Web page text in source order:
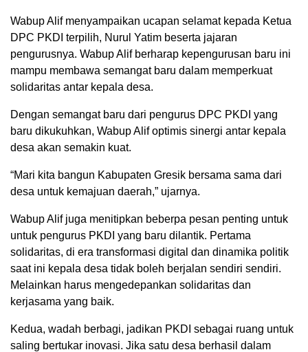
Wabup Alif menyampaikan ucapan selamat kepada Ketua
DPC PKDI terpilih, Nurul Yatim beserta jajaran
pengurusnya. Wabup Alif berharap kepengurusan baru ini
mampu membawa semangat baru dalam memperkuat
solidaritas antar kepala desa.
Dengan semangat baru dari pengurus DPC PKDI yang
baru dikukuhkan, Wabup Alif optimis sinergi antar kepala
desa akan semakin kuat.
“Mari kita bangun Kabupaten Gresik bersama sama dari
desa untuk kemajuan daerah,” ujarnya.
Wabup Alif juga menitipkan beberpa pesan penting untuk
untuk pengurus PKDI yang baru dilantik. Pertama
solidaritas, di era transformasi digital dan dinamika politik
saat ini kepala desa tidak boleh berjalan sendiri sendiri.
Melainkan harus mengedepankan solidaritas dan
kerjasama yang baik.
Kedua, wadah berbagi, jadikan PKDI sebagai ruang untuk
saling bertukar inovasi. Jika satu desa berhasil dalam